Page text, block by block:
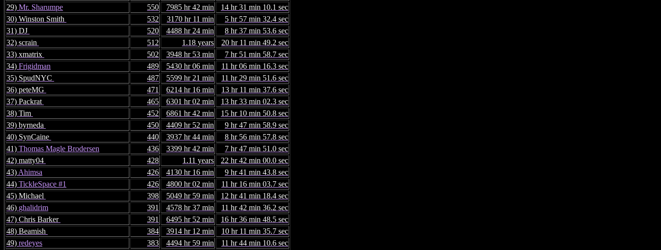
29) Mr. Sharumpe 550 7985 hr 42 min
14 hr 31 min 10.1 sec
30) Winston Smith
532 3170 hr 11 min
5 hr 57 min 32.4 sec
31) DJ
520 4488 hr 24 min
8 hr 37 min 53.6 sec
32) scrain
512 1.18 years
20 hr 11 min 49.2 sec
33) xmatrix
502 3948 hr 53 min
7 hr 51 min 58.7 sec
34) Frigidman 489 5430 hr 06 min
11 hr 06 min 16.3 sec
35) SpudNYC
487 5599 hr 21 min
11 hr 29 min 51.6 sec
36) peteMG
471 6214 hr 16 min
13 hr 11 min 37.6 sec
37) Packrat
465 6301 hr 02 min
13 hr 33 min 02.3 sec
38) Tim
452 6861 hr 42 min
15 hr 10 min 50.8 sec
39) byrneda
450 4409 hr 52 min
9 hr 47 min 58.9 sec
40) SynCaine
440 3937 hr 44 min
8 hr 56 min 57.8 sec
41) Thomas Magle Brodersen 436 3399 hr 42 min
7 hr 47 min 51.0 sec
42) matty04
428 1.11 years
22 hr 42 min 00.0 sec
43) Ahimsa 426 4130 hr 16 min
9 hr 41 min 43.8 sec
44) TickleSpace #1 426 4800 hr 02 min
11 hr 16 min 03.7 sec
45) Michael
398 5049 hr 59 min
12 hr 41 min 18.4 sec
46) ghalidrim 391 4578 hr 37 min
11 hr 42 min 36.2 sec
47) Chris Barker
391 6495 hr 52 min
16 hr 36 min 48.5 sec
48) Beamish
384 3914 hr 12 min
10 hr 11 min 35.7 sec
49) redeyes 383 4494 hr 59 min
11 hr 44 min 10.6 sec